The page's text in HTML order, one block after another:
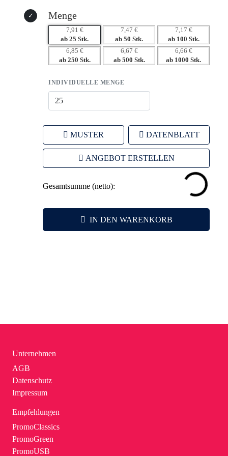
– Individuelle Gestaltungsmöglichkeiten stärken die
Markenidentität
– Funktionalität erhöht die Kundenzufriedenheit und -
– Nachhaltigkeit zeigt Ihr Engagement für
Menge
7,91 €
ab 25 Stk.
7,47 €
ab 50 Stk.
7,17 €
ab 100 Stk.
6,85 €
ab 250 Stk.
6,67 €
ab 500 Stk.
6,66 €
ab 1000 Stk.
INDIVIDUELLE MENGE
MUSTER DATENBLATT
ANGEBOT ERSTELLEN
Gesamtsumme (netto):
IN DEN WARENKORB
Unternehmen
AGB
Datenschutz
Impressum
Empfehlungen
PromoClassics
PromoGreen
PromoUSB